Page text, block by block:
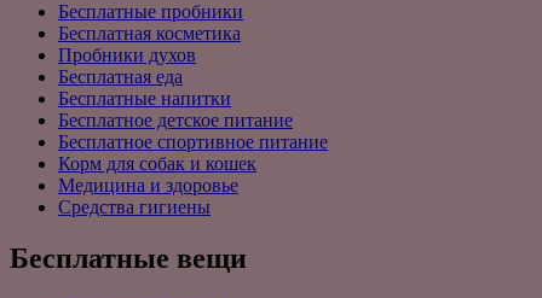
Бесплатные пробники
Бесплатная косметика
Пробники духов
Бесплатная еда
Бесплатные напитки
Бесплатное детское питание
Бесплатное спортивное питание
Корм для собак и кошек
Медицина и здоровье
Средства гигиены
Бесплатные вещи